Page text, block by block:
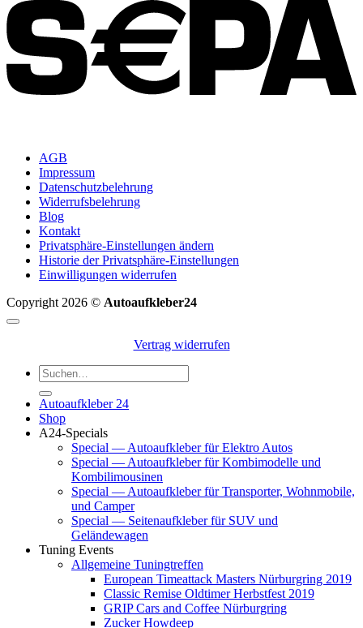
AGB
Impressum
Datenschutzbelehrung
Widerrufsbelehrung
Blog
Kontakt
Privatsphäre-Einstellungen ändern
Historie der Privatsphäre-Einstellungen
Einwilligungen widerrufen
Copyright 2026 © Autoaufkleber24
Vertrag widerrufen
Suchen
nach:
Autoaufkleber 24
Shop
A24-Specials
Special — Autoaufkleber für Elektro Autos
Special — Autoaufkleber für Kombimodelle und
Kombilimousinen
Special — Autoaufkleber für Transporter, Wohnmobile,
und Camper
Special — Seitenaufkleber für SUV und
Geländewagen
Tuning Events
Allgemeine Tuningtreffen
European Timeattack Masters Nürburgring 2019
Classic Remise Oldtimer Herbstfest 2019
GRIP Cars and Coffee Nürburgring
Zucker Howdeep